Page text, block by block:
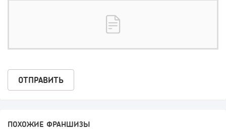
ПОХОЖИЕ ФРАНШИЗЫ